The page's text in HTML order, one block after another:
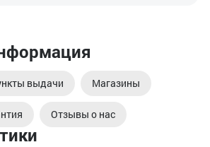
выдачи Магазины
Отзывы о нас